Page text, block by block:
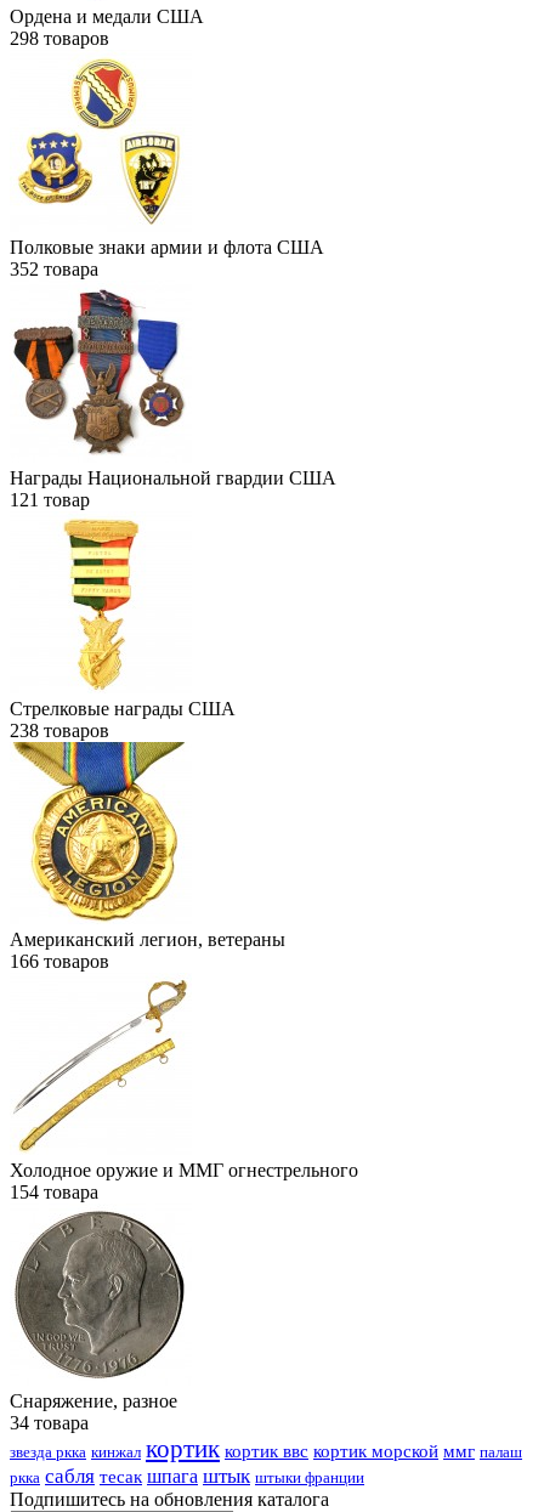
Ордена и медали США
298 товаров
Полковые знаки армии и флота США
352 товара
Награды Национальной гвардии США
121 товар
Стрелковые награды США
238 товаров
Американский легион, ветераны
166 товаров
Холодное оружие и ММГ огнестрельного
154 товара
Снаряжение, разное
34 товара
звезда ркка кинжал кортик кортик ввс кортик морской ммг палаш
ркка сабля тесак шпага штык штыки франции
Подпишитесь на обновления каталога